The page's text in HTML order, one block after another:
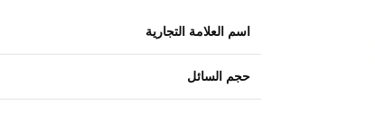
اسم العلامة التجارية
حجم السائل